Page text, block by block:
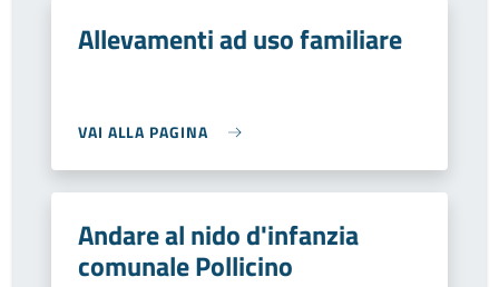
Allevamenti ad uso familiare
VAI ALLA PAGINA
Andare al nido d'infanzia
comunale Pollicino